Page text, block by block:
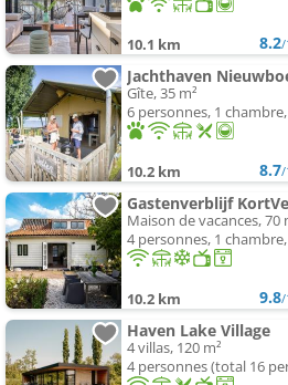
10.1 km 8.2/
Jachthaven
Gîte, 35 m²
6 personnes, 1
10.2 km 8.7/
Gastenverblijf
Maison de vacances, 70
4 personnes, 1
10.2 km 9.8/
Haven Lake Village
4 villas, 120 m²
4 personnes (total 16